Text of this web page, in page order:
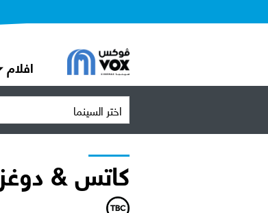
افلام
اختر السينما
كاتس & دوغز